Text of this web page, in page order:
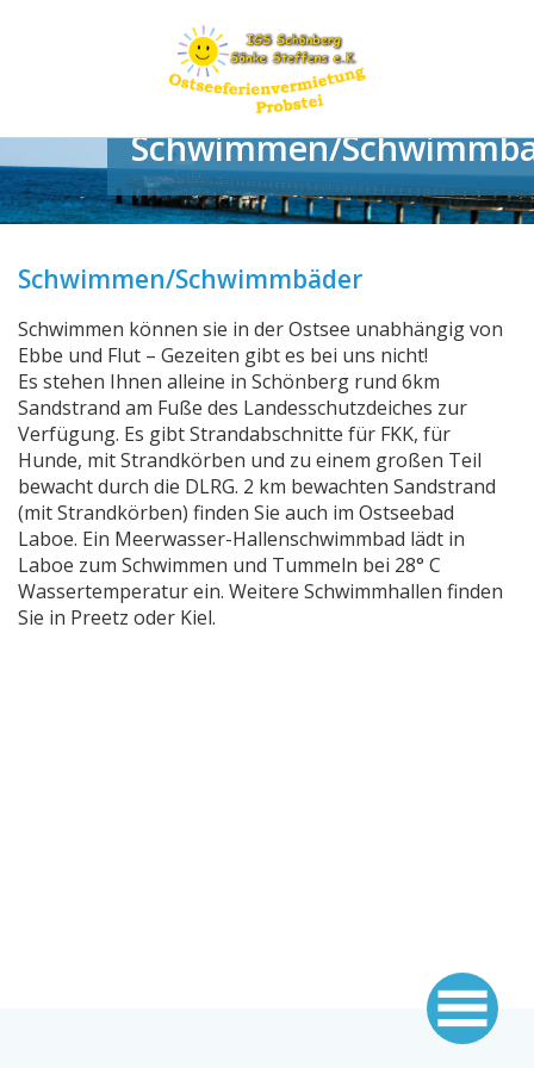
Schwimmen/
Schwimmen/Schwimmbäder
Schwimmen können sie in der Ostsee unabhängig von
Ebbe und Flut – Gezeiten gibt es bei uns nicht!
Es stehen Ihnen alleine in Schönberg rund 6km
Sandstrand am Fuße des Landesschutzdeiches zur
Verfügung. Es gibt Strandabschnitte für FKK, für
Hunde, mit Strandkörben und zu einem großen Teil
bewacht durch die DLRG. 2 km bewachten Sandstrand
(mit Strandkörben) finden Sie auch im Ostseebad
Laboe. Ein Meerwasser-Hallenschwimmbad lädt in
Laboe zum Schwimmen und Tummeln bei 28° C
Wassertemperatur ein. Weitere Schwimmhallen finden
Sie in Preetz oder Kiel.